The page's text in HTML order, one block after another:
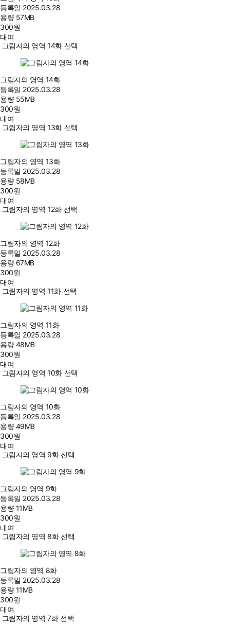
등록일 2025.03.28
용량 57MB
300원
대여
그림자의 영역 14화 선택
그림자의 영역 14화
등록일 2025.03.28
용량 55MB
300원
대여
그림자의 영역 13화 선택
그림자의 영역 13화
등록일 2025.03.28
용량 58MB
300원
대여
그림자의 영역 12화 선택
그림자의 영역 12화
등록일 2025.03.28
용량 67MB
300원
대여
그림자의 영역 11화 선택
그림자의 영역 11화
등록일 2025.03.28
용량48MB
300원
대여
그림자의 영역 10화 선택
그림자의 영역 10화
등록일 2025.03.28
용량49MB
300원
대여
그림자의 영역 9화 선택
그림자의 영역 9화
등록일 2025.03.28
용량11MB
300원
대여
그림자의 영역 8화 선택
그림자의 영역 8화
등록일 2025.03.28
용량11MB
300원
대여
그림자의 영역 7화 선택